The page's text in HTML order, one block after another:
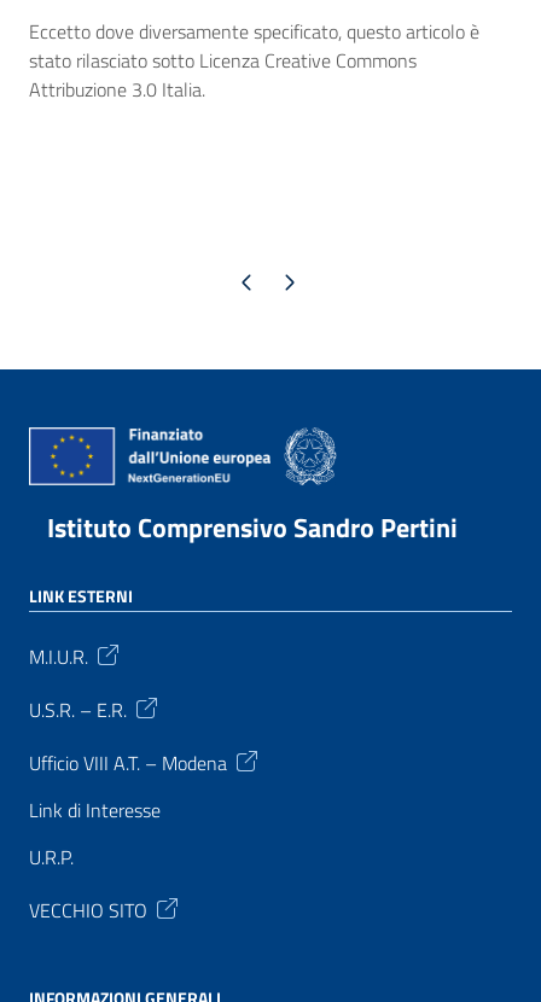
Eccetto dove diversamente specificato, questo articolo è
stato rilasciato sotto Licenza Creative Commons
Attribuzione 3.0 Italia.
Pagina precedente
Pagina successiva
Istituto Comprensivo Sandro Pertini
LINK ESTERNI
M.I.U.R.
U.S.R. – E.R.
Ufficio VIII A.T. – Modena
Link di Interesse
U.R.P.
VECCHIO SITO